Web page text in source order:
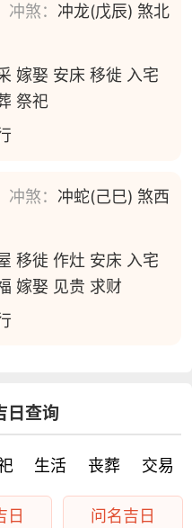
冲煞： 冲龙(戊辰) 煞北
嫁娶 安床 移徙 入宅
祭祀
冲煞： 冲蛇(己巳) 煞西
移徙 作灶 安床 入宅
嫁娶 见贵 求财
日查询
生活 丧葬 交易
日 问名吉日